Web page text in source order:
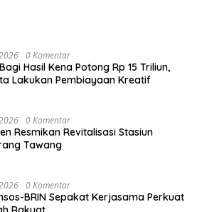
0 Komentar
Hasil Kena Potong Rp 15 Triliun,
Lakukan Pembiayaan Kreatif
0 Komentar
Resmikan Revitalisasi Stasiun
Tawang
0 Komentar
BRIN Sepakat Kerjasama Perkuat